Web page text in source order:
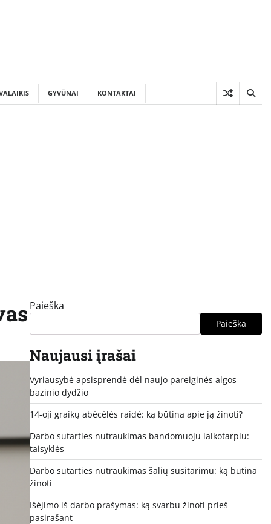
GYVŪNAI KONTAKTAI
Paieška
Paieška
Naujausi įrašai
Vyriausybė apsisprendė dėl naujo pareiginės algos
bazinio dydžio
14-oji graikų abėcėlės raidė: ką būtina apie ją žinoti?
Darbo sutarties nutraukimas bandomuoju laikotarpiu:
taisyklės
Darbo sutarties nutraukimas šalių susitarimu: ką būtina
žinoti
Išėjimo iš darbo prašymas: ką svarbu žinoti prieš
pasirašant